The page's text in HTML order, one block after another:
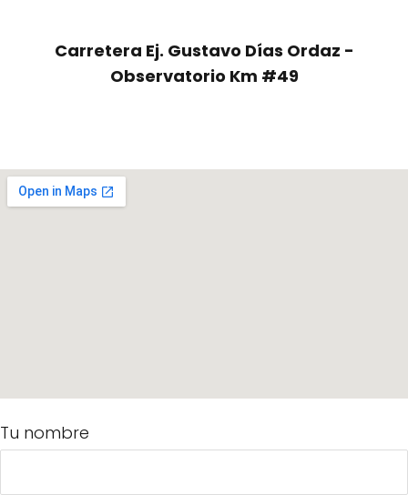
Carretera Ej. Gustavo Días Ordaz -
Observatorio Km #49
Tu nombre